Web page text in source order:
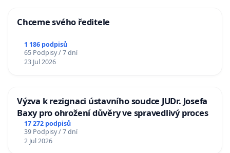
Chceme svého ředitele
1 186 podpisů
65 Podpisy / 7 dní
23 Jul 2026
Výzva k rezignaci ústavního soudce JUDr. Josefa
Baxy pro ohrožení důvěry ve spravedlivý proces
17 272 podpisů
39 Podpisy / 7 dní
2 Jul 2026